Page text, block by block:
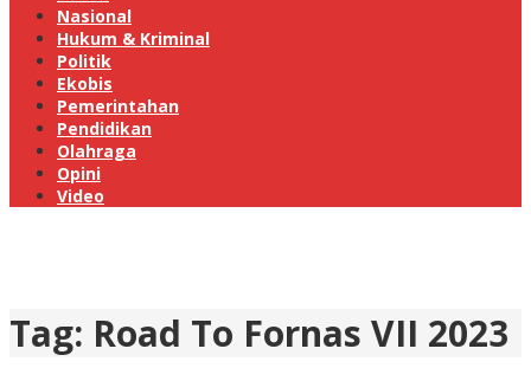
Nasional
Hukum & Kriminal
Politik
Ekobis
Pemerintahan
Pendidikan
Olahraga
Opini
Video
Tag: Road To Fornas VII 2023